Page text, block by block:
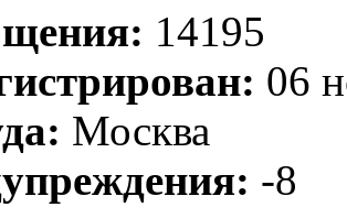
14195
06
Москва
-8